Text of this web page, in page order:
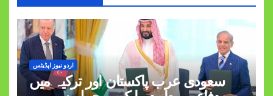
اردو نیوز اپڈیٹس
سعودی عرب پاکستان اور ترکیہ میں